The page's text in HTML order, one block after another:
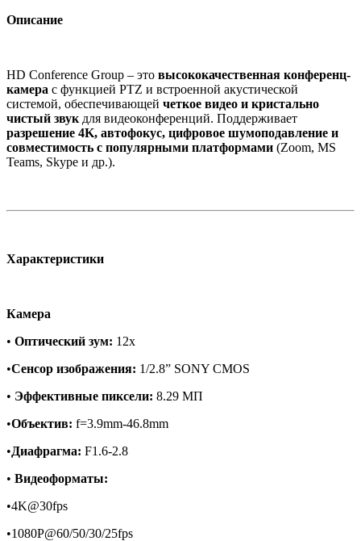
Описание
HD Conference Group – это высококачественная конференц-
камера с функцией PTZ и встроенной акустической
системой, обеспечивающей четкое видео и кристально
чистый звук для видеоконференций. Поддерживает
разрешение 4K, автофокус, цифровое шумоподавление и
совместимость с популярными платформами (Zoom, MS
Teams, Skype и др.).
Характеристики
Камера
• Оптический зум: 12x
•Сенсор изображения: 1/2.8” SONY CMOS
• Эффективные пиксели: 8.29 МП
•Объектив: f=3.9mm-46.8mm
•Диафрагма: F1.6-2.8
• Видеоформаты:
•4K@30fps
•1080P@60/50/30/25fps